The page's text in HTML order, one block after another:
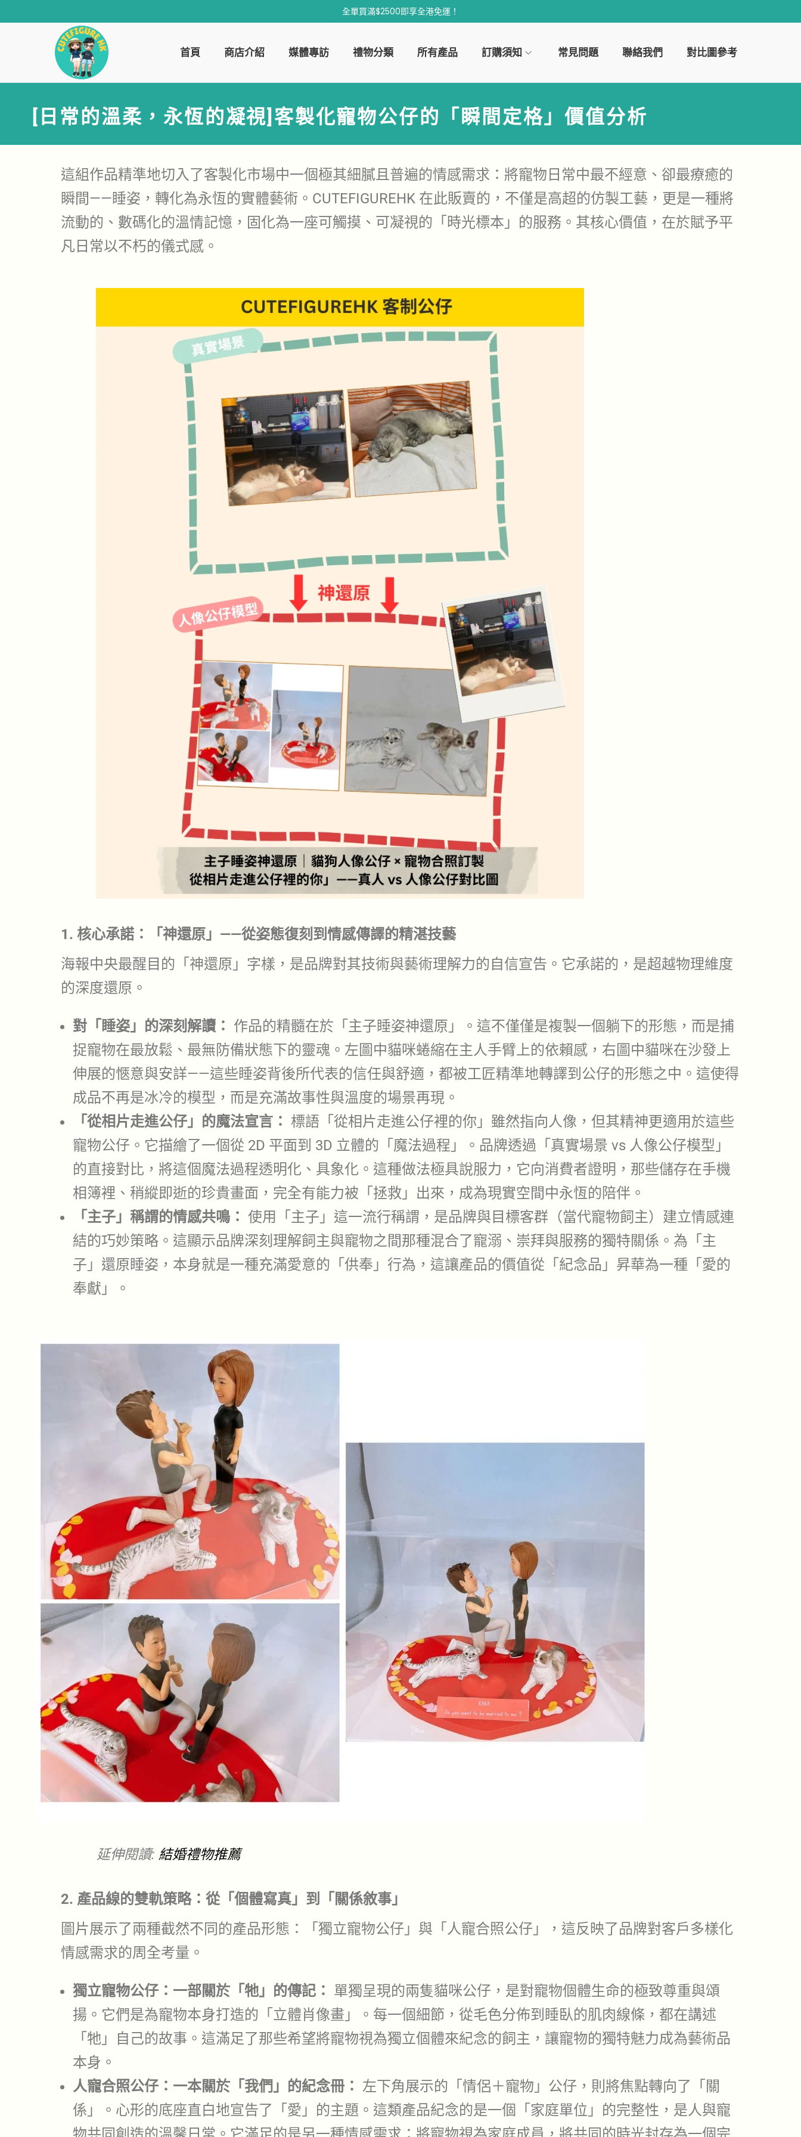
全單買滿$2500即享全港免運！
首頁 商店介紹 媒體專訪 禮物分類 所有產品 訂購須知 常見問題 聯絡我們 對比圖參考
[日常的溫柔，永恆的凝視]客製化寵物公仔的「瞬間定格」價值分析
這組作品精準地切入了客製化市場中一個極其細膩且普遍的情感需求：將寵物日常中最不經意、卻最療癒的
瞬間——睡姿，轉化為永恆的實體藝術。CUTEFIGUREHK 在此販賣的，不僅是高超的仿製工藝，更是一種將
流動的、數碼化的溫情記憶，固化為一座可觸摸、可凝視的「時光標本」的服務。其核心價值，在於賦予平
凡日常以不朽的儀式感。
1. 核心承諾：「神還原」——從姿態復刻到情感傳譯的精湛技藝
海報中央最醒目的「神還原」字樣，是品牌對其技術與藝術理解力的自信宣告。它承諾的，是超越物理維度
的深度還原。
對「睡姿」的深刻解讀： 作品的精髓在於「主子睡姿神還原」。這不僅僅是複製一個躺下的形態，而是捕
捉寵物在最放鬆、最無防備狀態下的靈魂。左圖中貓咪蜷縮在主人手臂上的依賴感，右圖中貓咪在沙發上
伸展的愜意與安詳——這些睡姿背後所代表的信任與舒適，都被工匠精準地轉譯到公仔的形態之中。這使得
成品不再是冰冷的模型，而是充滿故事性與溫度的場景再現。
「從相片走進公仔」的魔法宣言： 標語「從相片走進公仔裡的你」雖然指向人像，但其精神更適用於這些
寵物公仔。它描繪了一個從 2D 平面到 3D 立體的「魔法過程」。品牌透過「真實場景 vs 人像公仔模型」
的直接對比，將這個魔法過程透明化、具象化。這種做法極具說服力，它向消費者證明，那些儲存在手機
相簿裡、稍縱即逝的珍貴畫面，完全有能力被「拯救」出來，成為現實空間中永恆的陪伴。
「主子」稱謂的情感共鳴： 使用「主子」這一流行稱謂，是品牌與目標客群（當代寵物飼主）建立情感連
結的巧妙策略。這顯示品牌深刻理解飼主與寵物之間那種混合了寵溺、崇拜與服務的獨特關係。為「主
子」還原睡姿，本身就是一種充滿愛意的「供奉」行為，這讓產品的價值從「紀念品」昇華為一種「愛的
奉獻」。
延伸閱讀: 結婚禮物推薦
2. 產品線的雙軌策略：從「個體寫真」到「關係敘事」
圖片展示了兩種截然不同的產品形態：「獨立寵物公仔」與「人寵合照公仔」，這反映了品牌對客戶多樣化
情感需求的周全考量。
獨立寵物公仔：一部關於「牠」的傳記： 單獨呈現的兩隻貓咪公仔，是對寵物個體生命的極致尊重與頌
揚。它們是為寵物本身打造的「立體肖像畫」。每一個細節，從毛色分佈到睡臥的肌肉線條，都在講述
「牠」自己的故事。這滿足了那些希望將寵物視為獨立個體來紀念的飼主，讓寵物的獨特魅力成為藝術品
本身。
人寵合照公仔：一本關於「我們」的紀念冊： 左下角展示的「情侶＋寵物」公仔，則將焦點轉向了「關
係」。心形的底座直白地宣告了「愛」的主題。這類產品紀念的是一個「家庭單位」的完整性，是人與寵